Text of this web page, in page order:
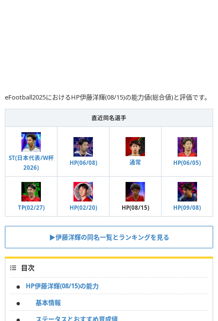
eFootball2025におけるHP伊藤洋輝(08/15)の能力値(総合値)と評価です。
直近同名選手
ST(日本代表/W杯
2026)
HP(06/08) 通常 HP(06/05)
TP(02/27) HP(02/20) HP(08/15) HP(09/08)
▶︎伊藤洋輝の同名一覧とランキングを見る
目次
HP伊藤洋輝(08/15)の能力
基本情報
ステータスとおすすめ育成値